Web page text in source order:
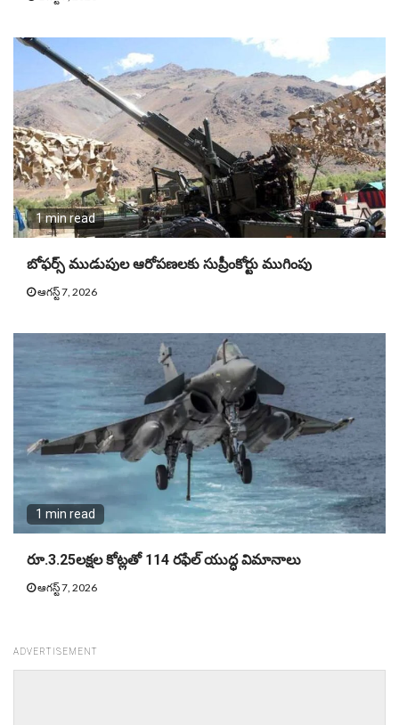
1 min read
బోఫర్స్ ముడుపుల ఆరోపణలకు సుప్రీంకోర్టు ముగింపు
ఆగస్ట్ 7, 2026
1 min read
రూ.3.25లక్షల కోట్లతో 114 రఫేల్ యుద్ధ విమానాలు
ఆగస్ట్ 7, 2026
ADVERTISEMENT